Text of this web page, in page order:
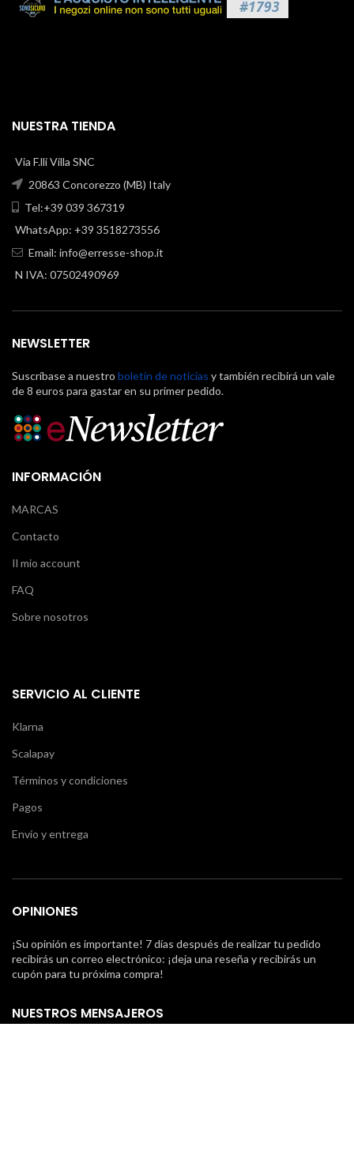
NUESTRA TIENDA
Via F.lli Villa SNC
20863 Concorezzo (MB) Italy
Tel:+39 039 367319
WhatsApp: +39 3518273556
Email: info@erresse-shop.it
N IVA: 07502490969
NEWSLETTER
Suscríbase a nuestro boletín de noticias y también recibirá un vale
de 8 euros para gastar en su primer pedido.
INFORMACIÓN
MARCAS
Contacto
Il mio account
FAQ
Sobre nosotros
SERVICIO AL CLIENTE
Klarna
Scalapay
Términos y condiciones
Pagos
Envío y entrega
OPINIONES
¡Su opinión es importante! 7 días después de realizar tu pedido
recibirás un correo electrónico: ¡deja una reseña y recibirás un
cupón para tu próxima compra!
NUESTROS MENSAJEROS